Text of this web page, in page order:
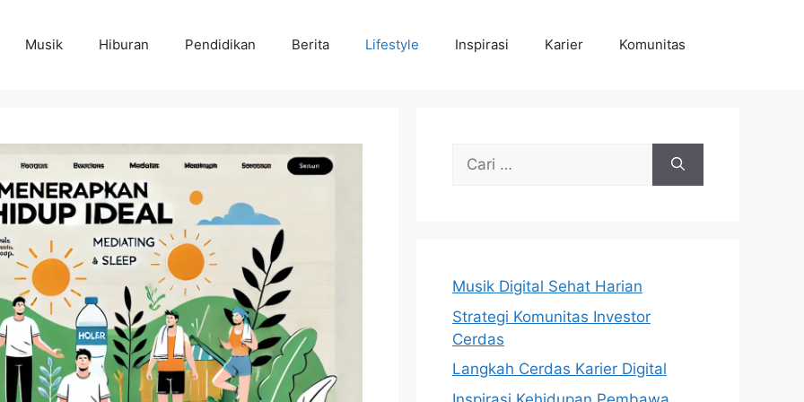
Musik Hiburan Pendidikan Berita Lifestyle Inspirasi Karier Komunitas
Cari
Musik Digital Sehat Harian
Strategi Komunitas Investor
Cerdas
Langkah Cerdas Karier Digital